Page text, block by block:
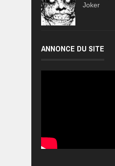
Joker
ANNONCE DU SITE